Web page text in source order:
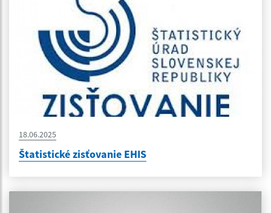
18.06.2025
Štatistické zisťovanie EHIS